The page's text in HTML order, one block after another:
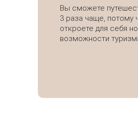
Вы сможете
3 раза чаще, потому
откроете для себя
возможности